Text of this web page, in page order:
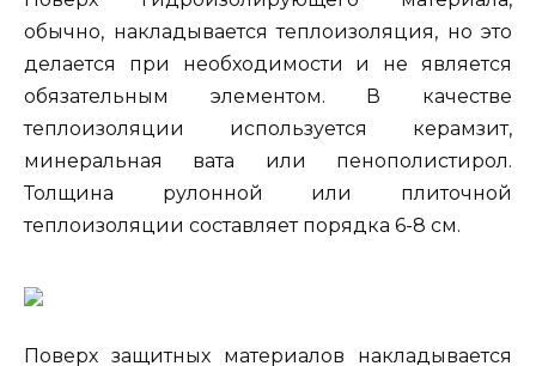
обычно, накладывается теплоизоляция, но это
делается при необходимости и не является
обязательным элементом. В качестве
теплоизоляции используется керамзит,
минеральная вата или пенополистирол.
Толщина рулонной или плиточной
теплоизоляции составляет порядка 6-8 см.
Поверх защитных материалов накладывается